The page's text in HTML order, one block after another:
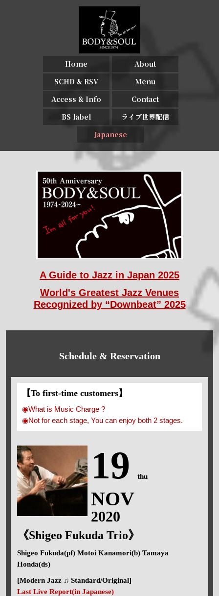
Home
About
SCHD & RSV
Menu
Access & Info
Contact
BS label
ライブ世界配信
Japanese
A Guide to Jazz in Japan 2025
World's Greatest Jazz Venues
Recognized by “Downbeat” 2025
Schedule & Reservation
【To first-time customers】
◉What is Music Charge ?
◉Not for each stage, You can enjoy both 2 stages.
19 thu
NOV
2020
《Shigeo Fukuda Trio》
Shigeo Fukuda(pf) Motoi Kanamori(b) Tamaya
Honda(ds)
[Modern Jazz ♫ Standard/Original]
Last Live Report(in Japanese)